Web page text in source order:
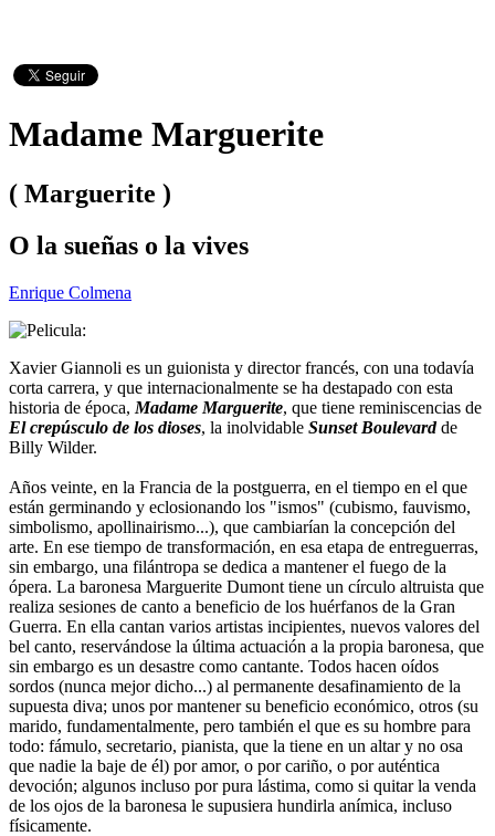
Madame Marguerite
( Marguerite )
O la sueñas o la vives
Enrique Colmena
Xavier Giannoli es un guionista y director francés, con una todavía
corta carrera, y que internacionalmente se ha destapado con esta
historia de época, Madame Marguerite, que tiene reminiscencias de
El crepúsculo de los dioses, la inolvidable Sunset Boulevardde
Billy Wilder.
Años veinte, en la Francia de la postguerra, en el tiempo en el que
están germinando y eclosionando los "ismos" (cubismo, fauvismo,
simbolismo, apollinairismo...), que cambiarían la concepción del
arte. En ese tiempo de transformación, en esa etapa de entreguerras,
sin embargo, una filántropa se dedica a mantener el fuego de la
ópera. La baronesa Marguerite Dumont tiene un círculo altruista que
realiza sesiones de canto a beneficio de los huérfanos de la Gran
Guerra. En ella cantan varios artistas incipientes, nuevos valores del
bel canto, reservándose la última actuación a la propia baronesa, que
sin embargo es un desastre como cantante. Todos hacen oídos
sordos (nunca mejor dicho...) al permanente desafinamiento de la
supuesta diva; unos por mantener su beneficio económico, otros (su
marido, fundamentalmente, pero también el que es su hombre para
todo: fámulo, secretario, pianista, que la tiene en un altar y no osa
que nadie la baje de él) por amor, o por cariño, o por auténtica
devoción; algunos incluso por pura lástima, como si quitar la venda
de los ojos de la baronesa le supusiera hundirla anímica, incluso
físicamente.